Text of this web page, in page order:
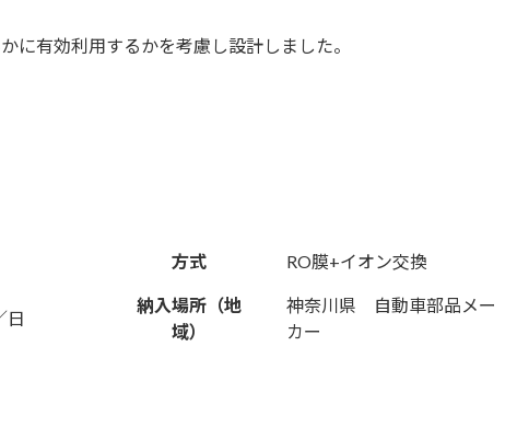
に有効利用するかを考慮し設計しました。
方式 RO膜+イオン交換
日
納入場所（地
域）
神奈川県 自動車部品メー
カー